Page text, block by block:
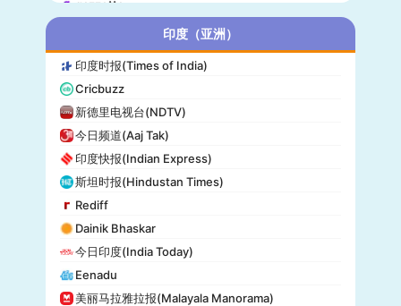
gazzetta
赫尔辛基日报(Helsingin Sanomat)
Origo
爱尔兰时报(Irish Times)
独立报(Independent)
MTV Uutiset
24.hu
晚邮报(Aftenposten)
DirBg
阿罗(Alo!)
政治报(Politiken)
24 Chasa
Fakti
印度（亚洲）
印度时报(Times of India)
Cricbuzz
新德里电视台(NDTV)
今日频道(Aaj Tak)
印度快报(Indian Express)
斯坦时报(Hindustan Times)
Rediff
Dainik Bhaskar
今日印度(India Today)
Eenadu
美丽马拉雅拉报(Malayala Manorama)